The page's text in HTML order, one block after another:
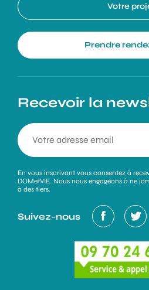
Votre
Prendre
Recevoir la
En vous inscrivant vous consentez à
DOMetVIE. Nous nous engageons à ne
à des tiers.
Suivez-nous